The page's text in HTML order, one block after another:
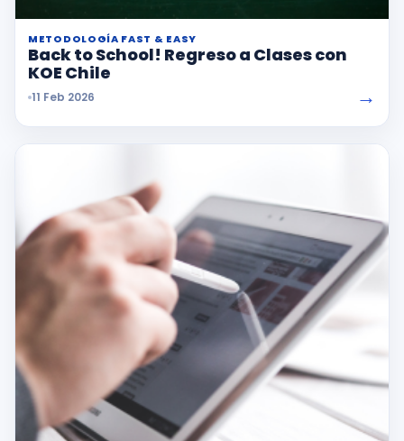
METODOLOGÍA FAST & EASY
Back to School! Regreso a Clases con
KOE Chile
11 Feb 2026 →